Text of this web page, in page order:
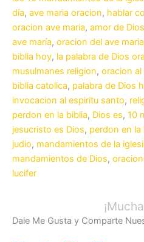
día, ave maria oracion, hablar
oracion ave maria, amor de Dios
ave maría, oracion del ave maria
biblia hoy, la palabra de Dios
musulmanes religion, oracion
biblia catolica, palabra de Dios
invocacion al espiritu santo,
perdon en la biblia, Dios es, 10
jesucristo es Dios, perdon en la
judio, mandamientos de la
mandamientos de Dios,
lucifer
Dale Me Gusta y Comparte